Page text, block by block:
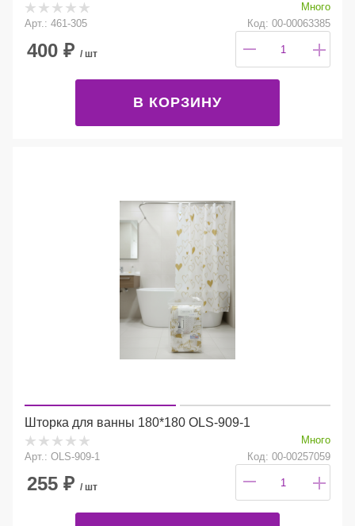
Много
Арт.: 461-305
Код: 00-00063385
400 ₽ / шт
В КОРЗИНУ
Шторка для ванны 180*180 OLS-909-1
Много
Арт.: OLS-909-1
Код: 00-00257059
255 ₽ / шт